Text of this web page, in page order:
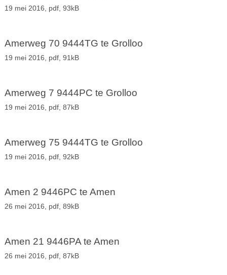
19 mei 2016, pdf, 93kB
Amerweg 70 9444TG te Grolloo
19 mei 2016, pdf, 91kB
Amerweg 7 9444PC te Grolloo
19 mei 2016, pdf, 87kB
Amerweg 75 9444TG te Grolloo
19 mei 2016, pdf, 92kB
Amen 2 9446PC te Amen
26 mei 2016, pdf, 89kB
Amen 21 9446PA te Amen
26 mei 2016, pdf, 87kB